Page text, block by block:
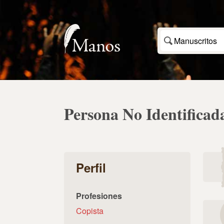
Manuscritos
Persona No
Perfil
Profesiones
Copista